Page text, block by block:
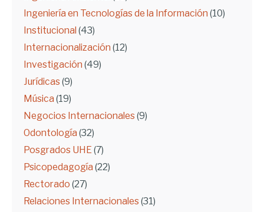
Ingeniería en Tecnologías de la Información (10)
Institucional (43)
Internacionalización (12)
Investigación (49)
Jurídicas (9)
Música (19)
Negocios Internacionales (9)
Odontología (32)
Posgrados UHE(7)
Psicopedagogía (22)
Rectorado (27)
Relaciones Internacionales (31)